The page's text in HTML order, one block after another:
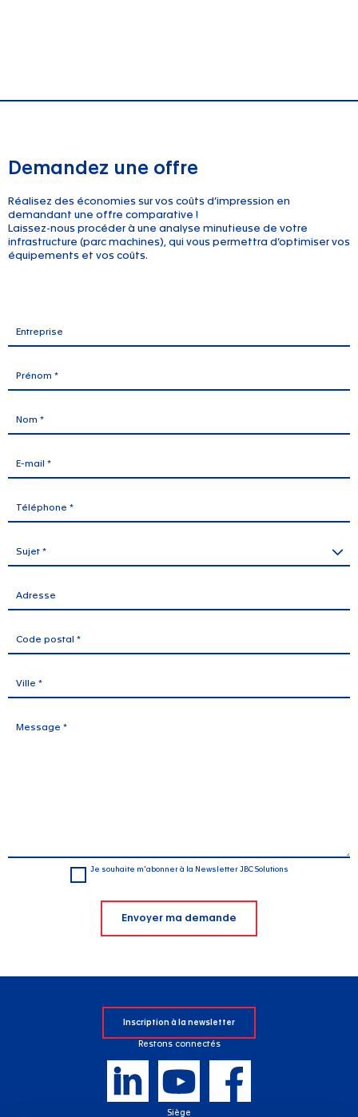
Demandez une offre
Réalisez des économies sur vos coûts d’impression en
demandant une offre comparative !
Laissez-nous procéder à une analyse minutieuse de votre
infrastructure (parc machines), qui vous permettra d’optimiser vos
équipements et vos coûts.
Je souhaite m'abonner à la Newsletter JBC Solutions
Inscription à la newsletter
Restons connectés
Siège